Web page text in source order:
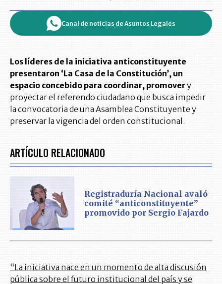
Canal de noticias de Asuntos Legales
Los líderes de la iniciativa anticonstituyente
presentaron ‘La Casa de la Constitución’, un
espacio concebido para coordinar, promovery
proyectar el referendo ciudadano que busca impedir
la convocatoria de una Asamblea Constituyente y
preservar la vigencia del orden constitucional.
ARTÍCULO RELACIONADO
Registraduría Nacional avaló
comité “anticonstituyente”
promovido por Sergio Fajardo
“La iniciativa nace en un momento de alta discusión
pública sobre el futuro institucional del país y se